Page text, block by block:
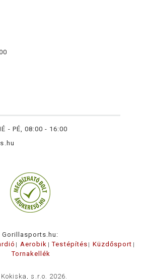
- PÉ, 08:00 - 16:00
Gorillasports.hu:
Aerobik Testépítés
Küzdősport
Tornakellék
s.r.o. 2026.